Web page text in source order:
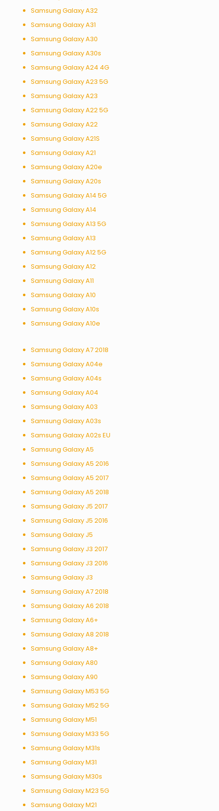
Samsung Galaxy A32
Samsung Galaxy A31
Samsung Galaxy A30
Samsung Galaxy A30s
Samsung Galaxy A24 4G
Samsung Galaxy A23 5G
Samsung Galaxy A23
Samsung Galaxy A22 5G
Samsung Galaxy A22
Samsung Galaxy A21S
Samsung Galaxy A21
Samsung Galaxy A20e
Samsung Galaxy A20s
Samsung Galaxy A14 5G
Samsung Galaxy A14
Samsung Galaxy A13 5G
Samsung Galaxy A13
Samsung Galaxy A12 5G
Samsung Galaxy A12
Samsung Galaxy A11
Samsung Galaxy A10
Samsung Galaxy A10s
Samsung Galaxy A10e
Samsung Galaxy A7 2018
Samsung Galaxy A04e
Samsung Galaxy A04s
Samsung Galaxy A04
Samsung Galaxy A03
Samsung Galaxy A03s
Samsung Galaxy A02s EU
Samsung Galaxy A5
Samsung Galaxy A5 2016
Samsung Galaxy A5 2017
Samsung Galaxy A5 2018
Samsung Galaxy J5 2017
Samsung Galaxy J5 2016
Samsung Galaxy J5
Samsung Galaxy J3 2017
Samsung Galaxy J3 2016
Samsung Galaxy J3
Samsung Galaxy A7 2018
Samsung Galaxy A6 2018
Samsung Galaxy A6+
Samsung Galaxy A8 2018
Samsung Galaxy A8+
Samsung Galaxy A80
Samsung Galaxy A90
Samsung Galaxy M53 5G
Samsung Galaxy M52 5G
Samsung Galaxy M51
Samsung Galaxy M33 5G
Samsung Galaxy M31s
Samsung Galaxy M31
Samsung Galaxy M30s
Samsung Galaxy M23 5G
Samsung Galaxy M21